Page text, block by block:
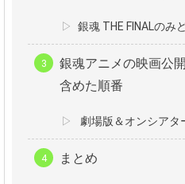
銀魂 THE FINALのみ
銀魂アニメの映画公
含めた順番
劇場版＆オンシアタ
まとめ